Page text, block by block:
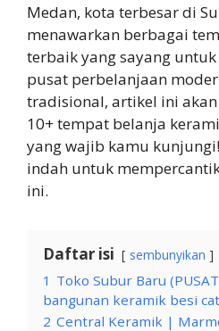
Medan, kota terbesar di
menawarkan berbagai
terbaik yang sayang
pusat perbelanjaan
tradisional, artikel ini
10+ tempat belanja
yang wajib kamu
indah untuk
ini.
Daftar isi sembunyikan
1 Toko Subur Baru
bangunan keramik besi
2 Central Keramik |